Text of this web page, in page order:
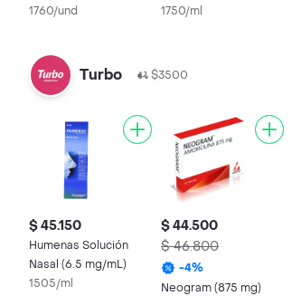
1760/und
mg/0.25 mg) 20 mL
1750/ml
Turbo $3500
$ 45.150
Humenas Solución
Nasal (6.5 mg/mL)
1505/ml
$ 44.500
$ 46.800
-4%
Neogram (875 mg)